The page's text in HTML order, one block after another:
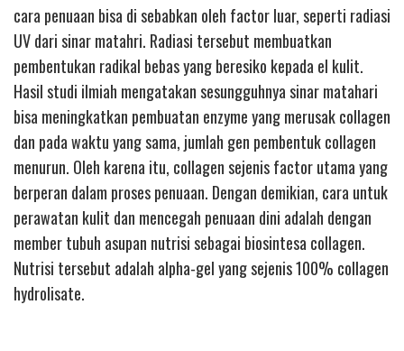
cara penuaan bisa di sebabkan oleh factor luar, seperti radiasi
UV dari sinar matahri. Radiasi tersebut membuatkan
pembentukan radikal bebas yang beresiko kepada el kulit.
Hasil studi ilmiah mengatakan sesungguhnya sinar matahari
bisa meningkatkan pembuatan enzyme yang merusak collagen
dan pada waktu yang sama, jumlah gen pembentuk collagen
menurun. Oleh karena itu, collagen sejenis factor utama yang
berperan dalam proses penuaan. Dengan demikian, cara untuk
perawatan kulit dan mencegah penuaan dini adalah dengan
member tubuh asupan nutrisi sebagai biosintesa collagen.
Nutrisi tersebut adalah alpha-gel yang sejenis 100% collagen
hydrolisate.